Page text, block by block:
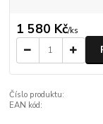
1 580 Kč/ks
Číslo produktu:
EAN kód: